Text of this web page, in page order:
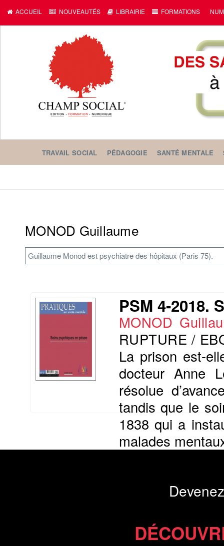
ACCUEIL NOUVEAUTÉS LIBRAIRIE FORMATIONS
TRAVAIL SOCIAL PÉDAGOGIE SANTÉ MENTALE
MONOD Guillaume
Guillaume Monod est psychiatre des hôpitaux (Paris 75).
PSM 4-2018.
MONOD
RUPTURE /
La prison est-
docteur Anne
résolue
tandis que le
1838 qui a
malades